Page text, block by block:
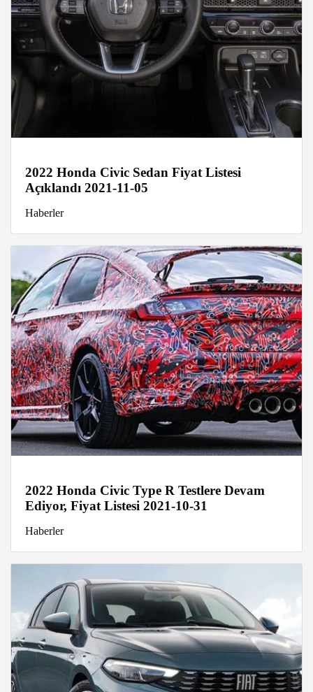
2022 Honda Civic Sedan Fiyat Listesi
Açıklandı 2021-11-05
Haberler
2022 Honda Civic Type R Testlere Devam
Ediyor, Fiyat Listesi 2021-10-31
Haberler